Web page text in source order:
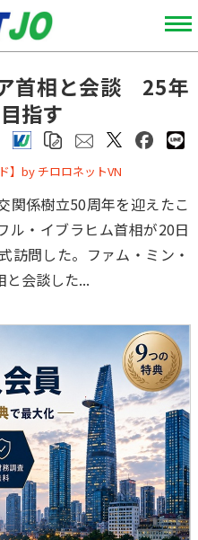
首相と会談 25年
指す
】by チロロネットVN
関係樹立50周年を迎えたこ
ル・イブラヒム首相が20日
訪問した。ファム・ミン・
と会談した...